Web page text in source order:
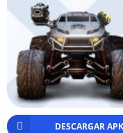
DESCARGAR APK